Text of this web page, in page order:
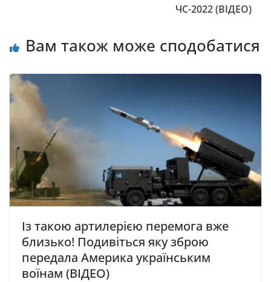
ЧС-2022 (ВІДЕО)
Вам також може сподобатися
Із такою артилерією перемога вже
близько! Подивіться яку зброю
передала Америка українським
воїнам (ВІДЕО)